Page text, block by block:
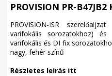
PROVISION PR-B47JB2
PROVISION-ISR
varifokális sorozatokhoz)
varifokális és DI fix
nagy, fehér színű
Részletes leírás itt